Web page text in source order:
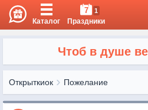
Каталог
7 1
Праздники
Чтоб в душе
Открыткиок Пожелание